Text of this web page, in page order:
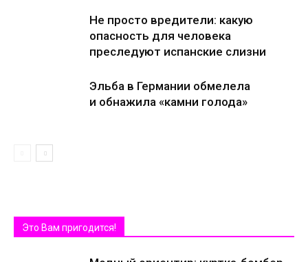
Не просто вредители: какую
опасность для человека
преследуют испанские слизни
Эльба в Германии обмелела
и обнажила «камни голода»
Это Вам пригодится!